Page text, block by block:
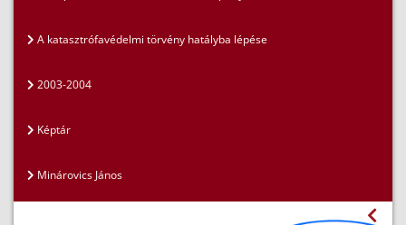
A katasztrófavédelmi törvény hatályba lépése
2003-2004
Képtár
Minárovics János